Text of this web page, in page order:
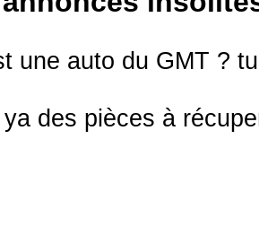
une auto du GMT ?
des pièces à